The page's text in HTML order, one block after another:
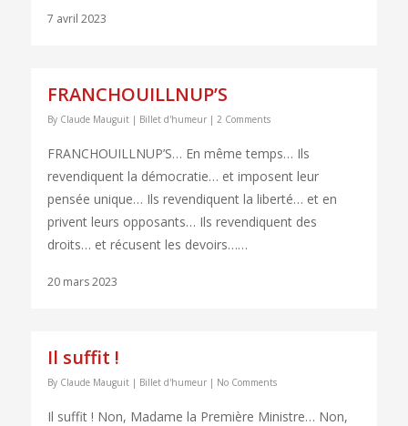
7 avril 2023
FRANCHOUILLNUP’S
By Claude Mauguit | Billet d'humeur | 2 Comments
FRANCHOUILLNUP’S… En même temps… Ils
revendiquent la démocratie… et imposent leur
pensée unique… Ils revendiquent la liberté… et en
privent leurs opposants… Ils revendiquent des
droits… et récusent les devoirs……
20 mars 2023
Il suffit !
By Claude Mauguit | Billet d'humeur | No Comments
Il suffit ! Non, Madame la Première Ministre… Non,